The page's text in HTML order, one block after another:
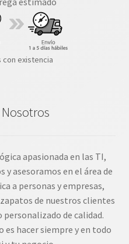
con existencia
apasionada en las TI,
y asesoramos en el área de
a personas y empresas,
de nuestros clientes
personalizado de calidad.
hacer siempre y en todo